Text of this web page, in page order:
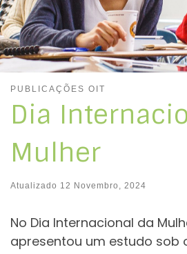
PUBLICAÇÕES OIT
Dia
Mulher
Atualizado 12 Novembro, 2024
No Dia Internacional da
apresentou um estudo sob